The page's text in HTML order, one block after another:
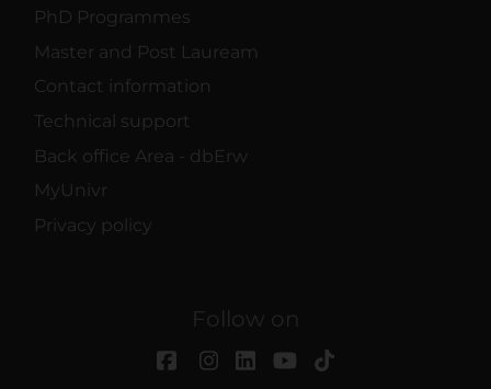
PhD Programmes
Master and Post Lauream
Contact information
Technical support
Back office Area - dbErw
MyUnivr
Privacy policy
Follow on